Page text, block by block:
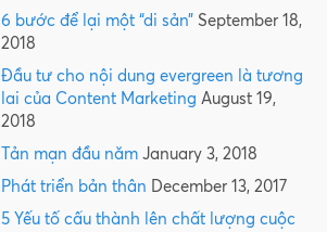
6 bước để lại một “di sản” September 18,
2018
Đầu tư cho nội dung evergreen là tương
lai của Content Marketing August 19,
2018
Tản mạn đầu năm January 3, 2018
Phát triển bản thân December 13, 2017
5 Yếu tố cấu thành lên chất lượng cuộc